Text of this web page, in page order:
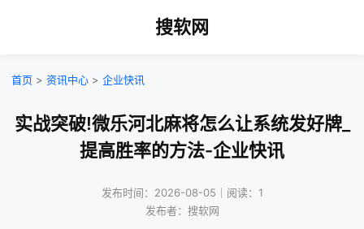
搜软网
首页 > 资讯中心 > 企业快讯
实战突破!微乐河北麻将怎么让系统发好牌_
提高胜率的方法-企业快讯
发布时间：2026-08-05｜阅读：1
发布者：搜软网